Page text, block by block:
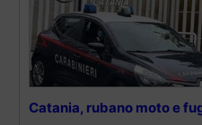
Catania, rubano moto e